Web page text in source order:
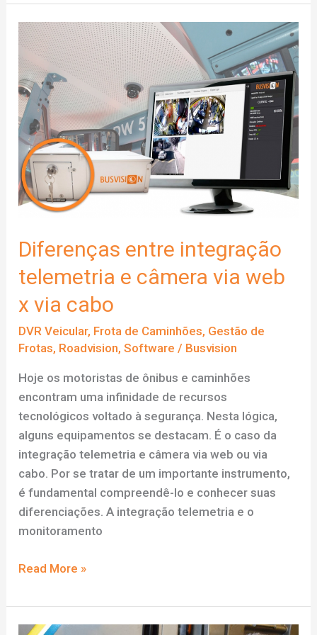
motoristas
com
foco
na
segurança
e
economia
Diferenças entre integração
telemetria e câmera via web
x via cabo
DVR Veicular, Frota de Caminhões, Gestão de
Frotas, Roadvision,Software / Busvision
Hoje os motoristas de ônibus e caminhões
encontram uma infinidade de recursos
tecnológicos voltado à segurança. Nesta lógica,
alguns equipamentos se destacam. É o caso da
integração telemetria e câmera via web ou via
cabo. Por se tratar de um importante instrumento,
é fundamental compreendê-lo e conhecer suas
diferenciações. A integração telemetria e o
monitoramento
Diferenças
integração
telemetria
Read More »